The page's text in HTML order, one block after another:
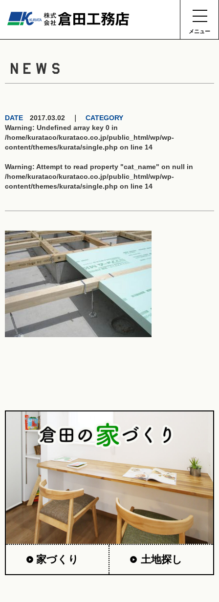
メニュー
NEWS
DATE 2017.03.02 ｜ CATEGORY
Warning: Undefined array key 0 in
/home/kurataco/kurataco.co.jp/public_html/wp/wp-
content/themes/kurata/single.php on line 14
Warning: Attempt to read property "cat_name" on null in
/home/kurataco/kurataco.co.jp/public_html/wp/wp-
content/themes/kurata/single.php on line 14
家づくり 土地探し